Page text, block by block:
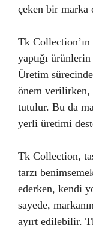
çeken bir marka
Tk
yaptığı
Üretim
önem verilirken,
tutulur. Bu da
yerli üretimi
Tk Collection,
tarzı
ederken, kendi
sayede,
ayırt edilebilir.